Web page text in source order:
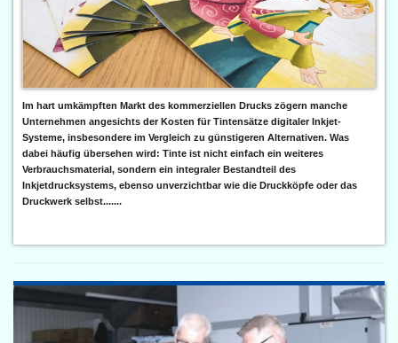
Im hart umkämpften Markt des kommerziellen Drucks zögern manche
Unternehmen angesichts der Kosten für Tintensätze digitaler Inkjet-
Systeme, insbesondere im Vergleich zu günstigeren Alternativen. Was
dabei häufig übersehen wird: Tinte ist nicht einfach ein weiteres
Verbrauchsmaterial, sondern ein integraler Bestandteil des
Inkjetdrucksystems, ebenso unverzichtbar wie die Druckköpfe oder das
Druckwerk selbst.......